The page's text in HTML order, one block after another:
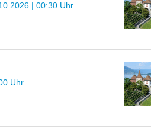
| 00:30 Uhr
Uhr